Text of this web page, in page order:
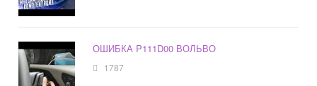
ОШИБКА P111D00 ВОЛЬВО
1787